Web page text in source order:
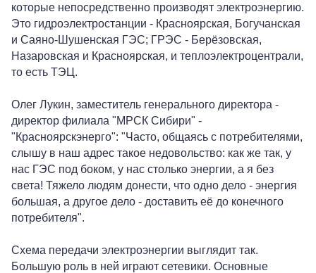
которые непосредственно производят электроэнергию.
Это гидроэлектростанции - Красноярская, Богучанская
и Саяно-Шушенская ГЭС; ГРЭС - Берёзовская,
Назаровская и Красноярская, и теплоэлектроцентрали,
то есть ТЭЦ.
Олег Лукин, заместитель генерального директора -
директор филиала "МРСК Сибири" -
"Красноярскэнерго": "Часто, общаясь с потребителями,
слышу в наш адрес такое недовольство: как же так, у
нас ГЭС под боком, у нас столько энергии, а я без
света! Тяжело людям донести, что одно дело - энергия
большая, а другое дело - доставить её до конечного
потребителя".
Схема передачи электроэнергии выглядит так.
Большую роль в ней играют сетевики. Основные